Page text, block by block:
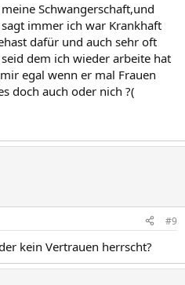
Schwangerschaft,und
immer ich war Krankhaft
dafür und auch sehr oft
dem ich wieder arbeite hat
egal wenn er mal Frauen
doch auch oder nich ?(
#9
kein Vertrauen herrscht?